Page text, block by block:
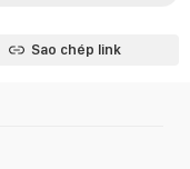
Sao chép link